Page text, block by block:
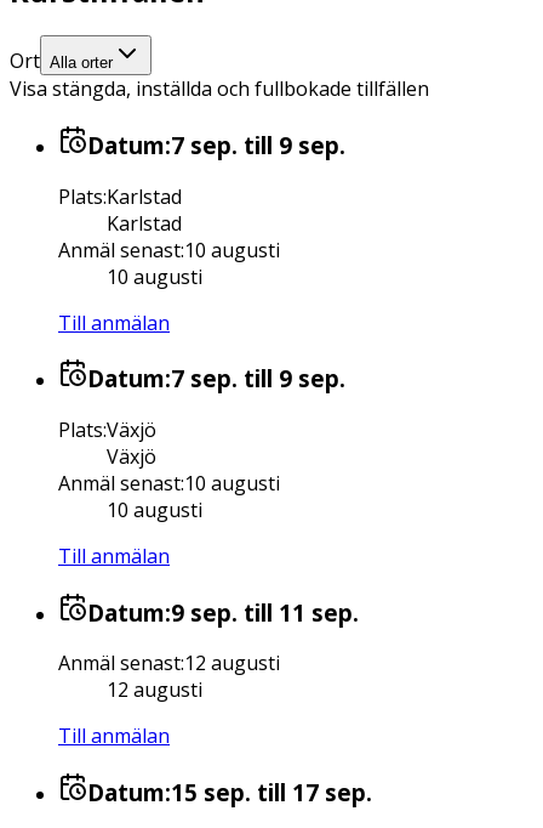
Ort Alla orter
Visa stängda, inställda och fullbokade tillfällen
Datum:7 sep. till 9 sep.
Plats:Karlstad
Karlstad
Anmäl senast:10 augusti
10 augusti
Till anmälan
Datum:7 sep. till 9 sep.
Plats:Växjö
Växjö
Anmäl senast:10 augusti
10 augusti
Till anmälan
Datum:9 sep. till 11 sep.
Anmäl senast:12 augusti
12 augusti
Till anmälan
Datum:15 sep. till 17 sep.